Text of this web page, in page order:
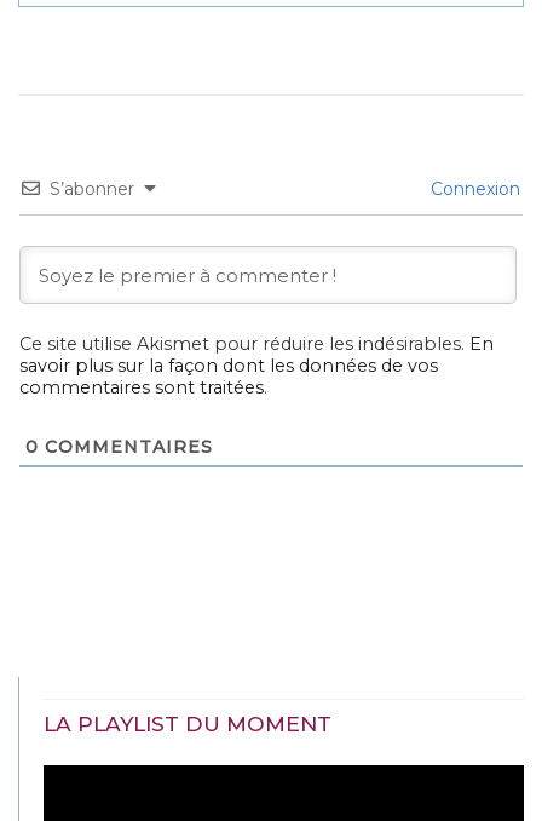
S’abonner Connexion
Ce site utilise Akismet pour réduire les indésirables. En
savoir plus sur la façon dont les données de vos
commentaires sont traitées.
0 COMMENTAIRES
LA PLAYLIST DU MOMENT